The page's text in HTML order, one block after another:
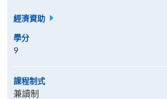
經濟資助
學分
9
課程制式
兼讀制